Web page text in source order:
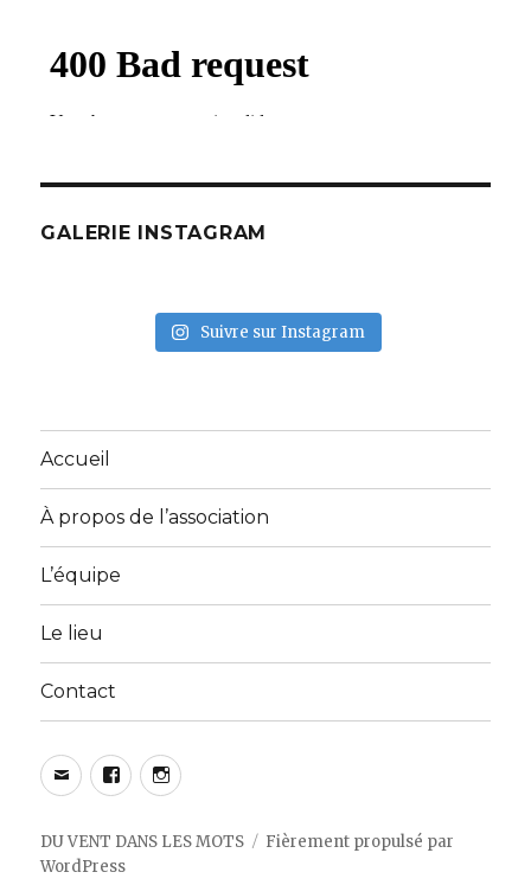
GALERIE INSTAGRAM
Suivre sur Instagram
Accueil
À propos de l’association
L’équipe
Le lieu
Contact
E-
mail
FacebookInstagram
DU VENT DANS LES MOTS
Fièrement propulsé par
WordPress